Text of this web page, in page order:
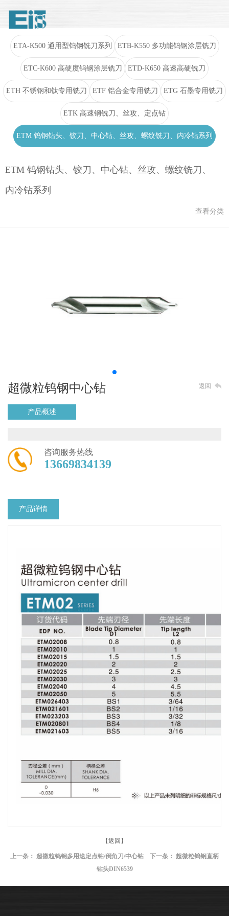
ETA-K500 通用型钨钢铣刀系列 ETB-K550 多功能钨钢涂层铣刀
ETC-K600 高硬度钨钢涂层铣刀 ETD-K650 高速高硬铣刀
ETH 不锈钢和钛专用铣刀 ETF 铝合金专用铣刀 ETG 石墨专用铣刀
ETK 高速钢铣刀、丝攻、定点钻
ETM 钨钢钻头、铰刀、中心钻、丝攻、螺纹铣刀、内冷钻系列
ETM 钨钢钻头、铰刀、中心钻、丝攻、螺纹铣刀、
内冷钻系列
查看分类
超微粒钨钢中心钻 返回
产品概述
咨询服务热线
13669834139
产品详情
【返回】
上一条： 超微粒钨钢多用途定点钻/倒角刀/中心钻 下一条： 超微粒钨钢直柄
钻头DIN6539